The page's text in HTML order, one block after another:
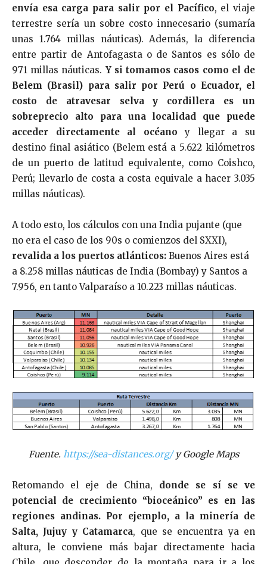
envía esa carga para salir por el Pacífico, el viaje
terrestre sería un sobre costo innecesario (sumaría
unas 1.764 millas náuticas). Además, la diferencia
entre partir de Antofagasta o de Santos es sólo de
971 millas náuticas. Y si tomamos casos como el de
Belem (Brasil) para salir por Perú o Ecuador, el
costo de atravesar selva y cordillera es un
sobreprecio alto para una localidad que puede
acceder directamente al océano y llegar a su
destino final asiático (Belem está a 5.622 kilómetros
de un puerto de latitud equivalente, como Coishco,
Perú; llevarlo de costa a costa equivale a hacer 3.035
millas náuticas).
A todo esto, los cálculos con una India pujante (que
no era el caso de los 90s o comienzos del SXXI),
revalida a los puertos atlánticos: Buenos Aires está
a 8.258 millas náuticas de India (Bombay) y Santos a
7.956, en tanto Valparaíso a 10.223 millas náuticas.
Fuente. https://sea-distances.org/y Google Maps
Retomando el eje de China, donde se sí se ve
potencial de crecimiento “bioceánico” es en las
regiones andinas. Por ejemplo, a la minería de
Salta, Jujuy y Catamarca, que se encuentra ya en
altura, le conviene más bajar directamente hacia